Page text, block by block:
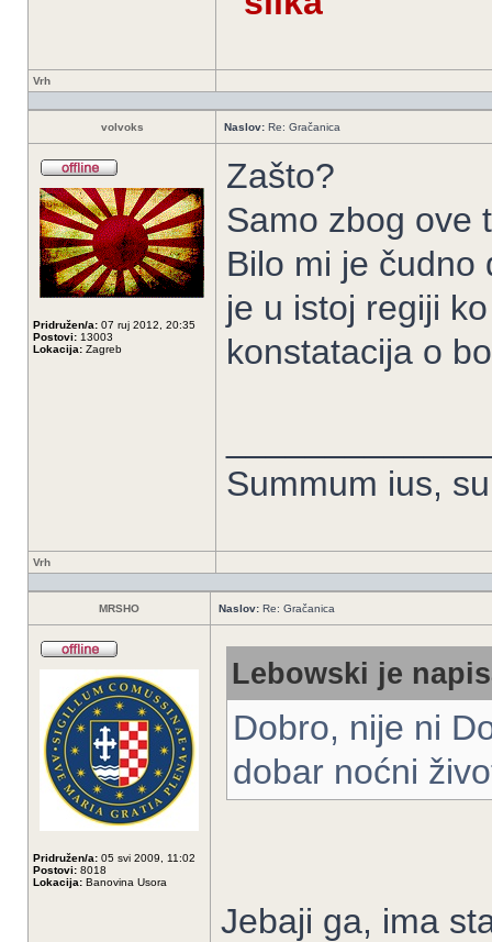
Vrh
volvoks Naslov: Re: Gračanica
Pridružen/a: 07 ruj 2012, 20:35
Postovi: 13003
Lokacija: Zagreb
Zašto?
Samo zbog ove
Bilo mi je čudno
je u istoj regiji
konstatacija o
Summum ius,
Vrh
MRSHO Naslov: Re: Gračanica
Pridružen/a: 05 svi 2009, 11:02
Postovi: 8018
Lokacija: Banovina Usora
Lebowski je
Dobro, nije ni
dobar noćni
Jebaji ga, ima